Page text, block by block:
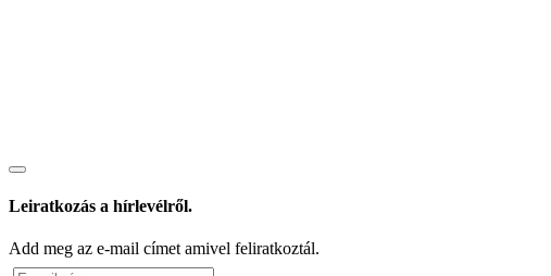
Leiratkozás a hírlevélről.
Add meg az e-mail címet amivel feliratkoztál.